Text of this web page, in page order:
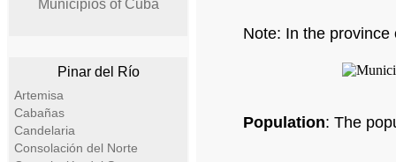
Municipios of Cuba
Pinar del Río
Artemisa
Cabañas
Candelaria
Consolación del Norte
Note: In the
Population: The